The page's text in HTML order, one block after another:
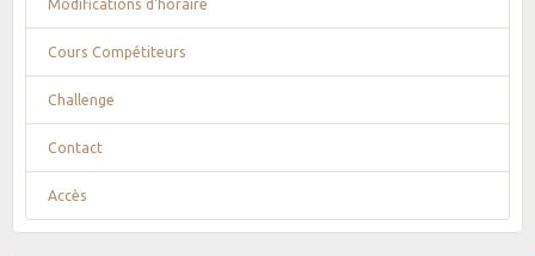
Modifications d'horaire
Cours Compétiteurs
Challenge
Contact
Accès